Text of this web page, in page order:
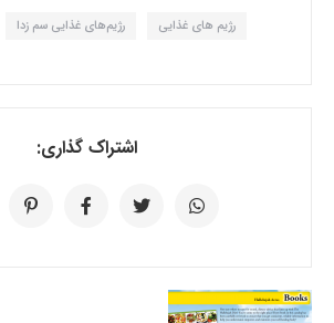
رژیم های غذایی رژیم‌های غذایی سم‌ زدا
اشتراک گذاری: